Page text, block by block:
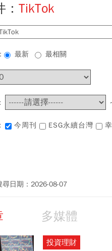
TikTok
最新 最相關
今周刊 ESG永續台灣
尋日期： 2026-08-07
多媒體
投資理財